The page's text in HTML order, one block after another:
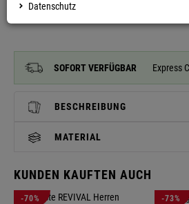
SOFORT VERFÜGBAR Express
BESCHREIBUNG
MATERIAL
KUNDEN KAUFTEN AUCH
-70% -73%
Datenschutz